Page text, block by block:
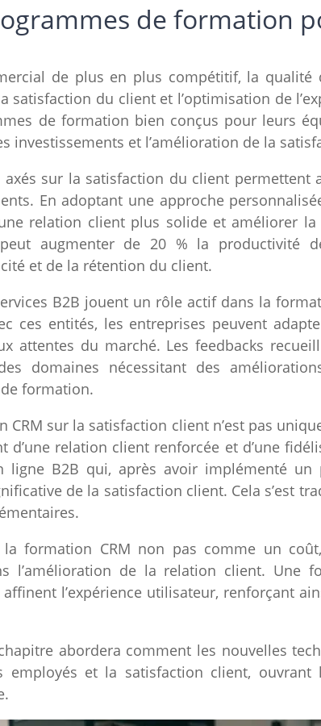
de formation
de plus en plus compétitif, la
satisfaction du client et l’optimisation de
de formation bien conçus pour leurs
investissements et l’amélioration de la
sur la satisfaction du client permettent
En adoptant une approche
relation client plus solide et améliorer
augmenter de 20 % la productivité
et de la rétention du client.
B2B jouent un rôle actif dans la
ces entités, les entreprises peuvent
attentes du marché. Les feedbacks
domaines nécessitant des
formation.
CRM sur la satisfaction client n’est pas
d’une relation client renforcée et d’une
ligne B2B qui, après avoir implémenté
de la satisfaction client. Cela s’est
formation CRM non pas comme un
l’amélioration de la relation client. Une
l’expérience utilisateur, renforçant
abordera comment les nouvelles
employés et la satisfaction client,